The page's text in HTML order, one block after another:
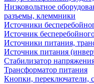
Низковольтное
разъемы, клеммники
Источники
Источник
Источники питания,
Источник питания
Стабилизатор
Трансформатор питания
Кнопки, переключатели,